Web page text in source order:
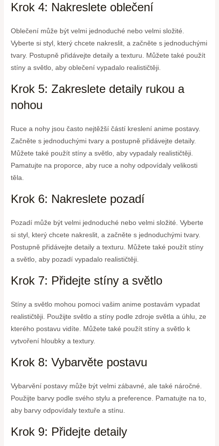
Krok 4: Nakreslete oblečení
Oblečení může být velmi jednoduché nebo velmi složité.
Vyberte si styl, který chcete nakreslit, a začněte s jednoduchými
tvary. Postupně přidávejte detaily a texturu. Můžete také použít
stíny a světlo, aby oblečení vypadalo realističtěji.
Krok 5: Zakreslete detaily rukou a
nohou
Ruce a nohy jsou často nejtěžší částí kreslení anime postavy.
Začněte s jednoduchými tvary a postupně přidávejte detaily.
Můžete také použít stíny a světlo, aby vypadaly realističtěji.
Pamatujte na proporce, aby ruce a nohy odpovídaly velikosti
těla.
Krok 6: Nakreslete pozadí
Pozadí může být velmi jednoduché nebo velmi složité. Vyberte
si styl, který chcete nakreslit, a začněte s jednoduchými tvary.
Postupně přidávejte detaily a texturu. Můžete také použít stíny
a světlo, aby pozadí vypadalo realističtěji.
Krok 7: Přidejte stíny a světlo
Stíny a světlo mohou pomoci vašim anime postavám vypadat
realističtěji. Použijte světlo a stíny podle zdroje světla a úhlu, ze
kterého postavu vidíte. Můžete také použít stíny a světlo k
vytvoření hloubky a textury.
Krok 8: Vybarvěte postavu
Vybarvění postavy může být velmi zábavné, ale také náročné.
Použijte barvy podle svého stylu a preference. Pamatujte na to,
aby barvy odpovídaly textuře a stínu.
Krok 9: Přidejte detaily